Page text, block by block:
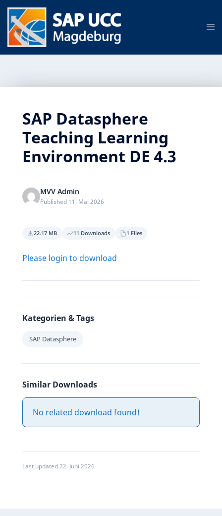
SAP Datasphere
Teaching Learning
Environment DE 4.3
MVV Admin
Published 11. Mai 2026
22.17 MB 11 Downloads 1 Files
Please login to download
Kategorien & Tags
SAP Datasphere
Similar Downloads
No related download found!
Last updated 22. Juni 2026